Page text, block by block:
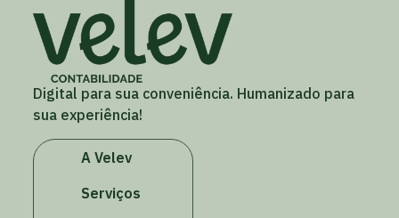
Digital para sua conveniência. Humanizado para
sua experiência!
A Velev
Serviços